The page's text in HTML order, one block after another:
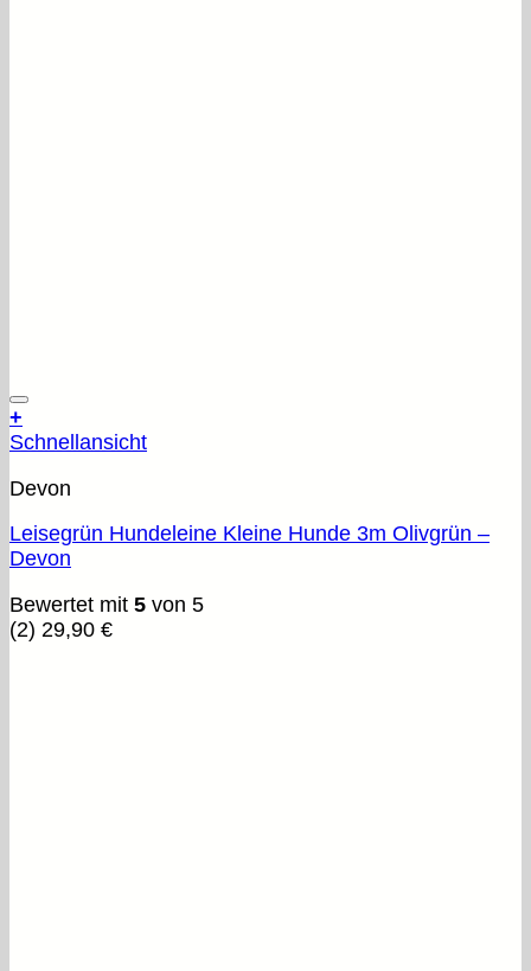
+
Schnellansicht
Devon
Leisegrün Hundeleine Kleine Hunde 3m Olivgrün –
Devon
Bewertet mit 5 von 5
(2) 29,90 €